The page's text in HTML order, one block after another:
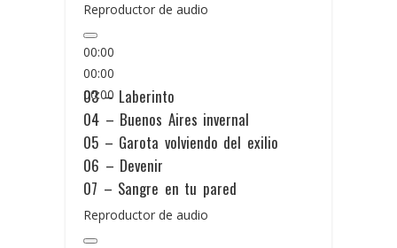
Reproductor de audio
00:00
00:00
00:00
03 – Laberinto
04 – Buenos Aires invernal
05 – Garota volviendo del exilio
06 – Devenir
07 – Sangre en tu pared
Reproductor de audio